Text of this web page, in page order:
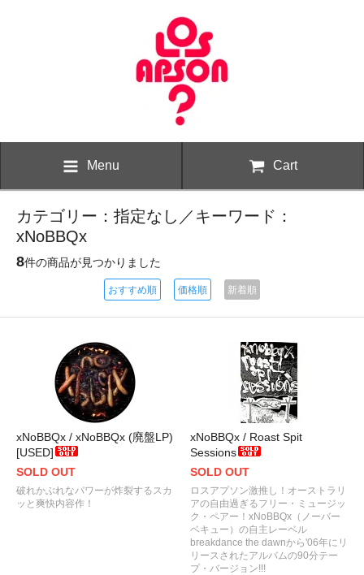
Menu Cart
カテゴリー：指定なし／キーワード：
xNoBBQx
8件の商品が見つかりました
おすすめ順 価格順 新着順
xNoBBQx / xNoBBQx (廃盤LP)
[USED]
SOLD OUT
破れかぶれなパワーが炸裂するスカ
ッと爽快内容作！
xNoBBQx / Roast Spit
Sessions
SOLD OUT
ロスアプソン激推し！オーストラリ
アの自由過ぎるフリー・ミュージッ
ク・ペアー！xNoBBQx（ノーバー
ベキュー）の自主レーベル
breakdance the dawnから'06年にリ
リースされたアルバムの90分テー
プ・バージョン!!!